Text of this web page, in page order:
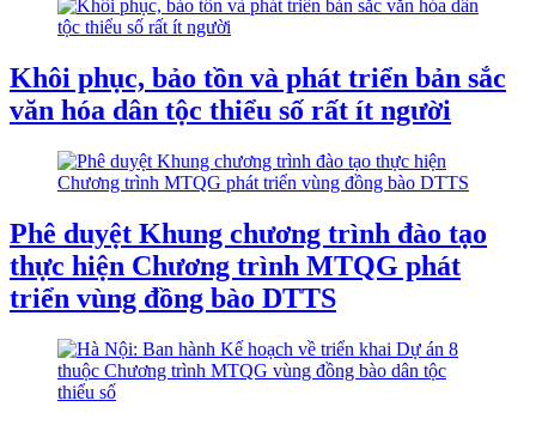
Khôi phục, bảo tồn và phát triển bản sắc
văn hóa dân tộc thiểu số rất ít người
Phê duyệt Khung chương trình đào tạo
thực hiện Chương trình MTQG phát
triển vùng đồng bào DTTS